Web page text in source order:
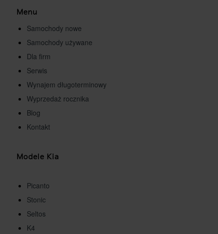
Menu
Samochody nowe
Samochody używane
Dla firm
Serwis
Wynajem długoterminowy
Wyprzedaż rocznika
Blog
Kontakt
Modele Kia
Picanto
Stonic
Seltos
K4